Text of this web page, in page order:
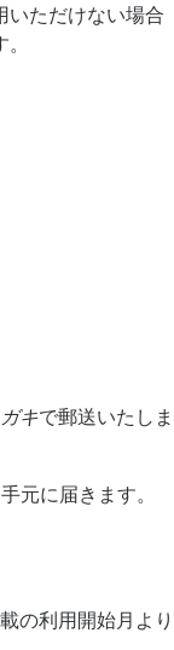
いただけない場合
キで郵送いたしま
元に届きます。
の利用開始月より